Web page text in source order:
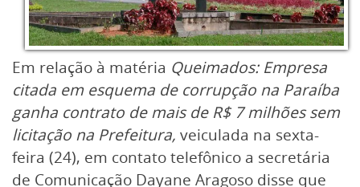
Em relação à matéria Queimados: Empresa
citada em esquema de corrupção na Paraíba
ganha contrato de mais de R$ 7 milhões sem
licitação na Prefeitura, veiculada na sexta-
feira (24), em contato telefônico a secretária
de Comunicação Dayane Aragoso disse que